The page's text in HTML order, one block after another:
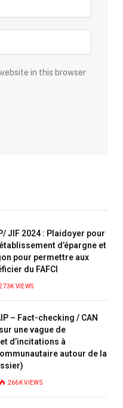
in this browser
JIF 2024 : Plaidoyer pour
établissement d’épargne et
pour permettre aux
du FAFCI
VIEWS
– Fact-checking / CAN
une vague de
d’incitations à
autour de la
266KVIEWS